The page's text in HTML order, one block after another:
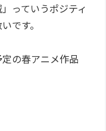
っていうポジティ
です。
の春アニメ作品